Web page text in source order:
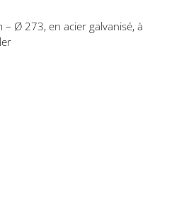
Ø 273, en acier galvanisé, à